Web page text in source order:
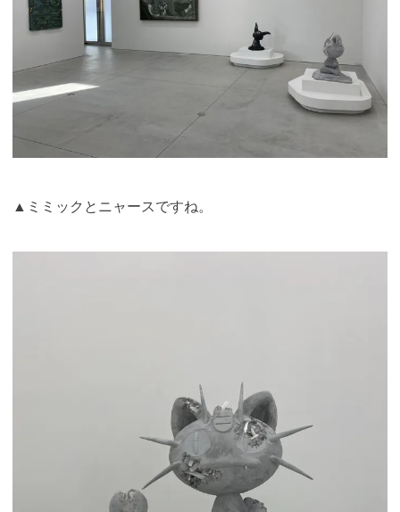
▲ミミックとニャースですね。